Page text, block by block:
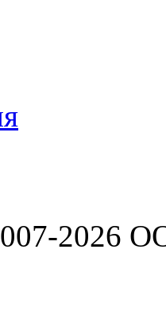
2026